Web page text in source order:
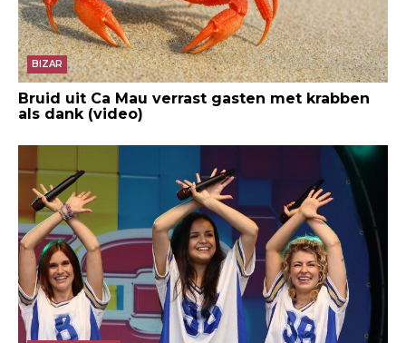
BIZAR
Bruid uit Ca Mau verrast gasten met krabben
als dank (video)